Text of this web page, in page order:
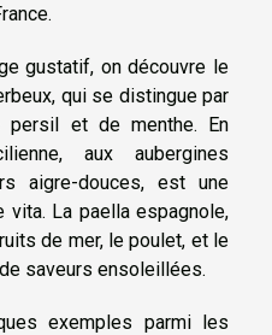
gustatif, on découvre le
qui se distingue par
persil et de menthe. En
aux aubergines
aigre-douces, est une
La paella espagnole,
de mer, le poulet, et le
saveurs ensoleillées.
exemples parmi les